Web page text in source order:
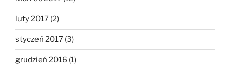
luty 2017 (2)
styczeń 2017 (3)
grudzień 2016 (1)